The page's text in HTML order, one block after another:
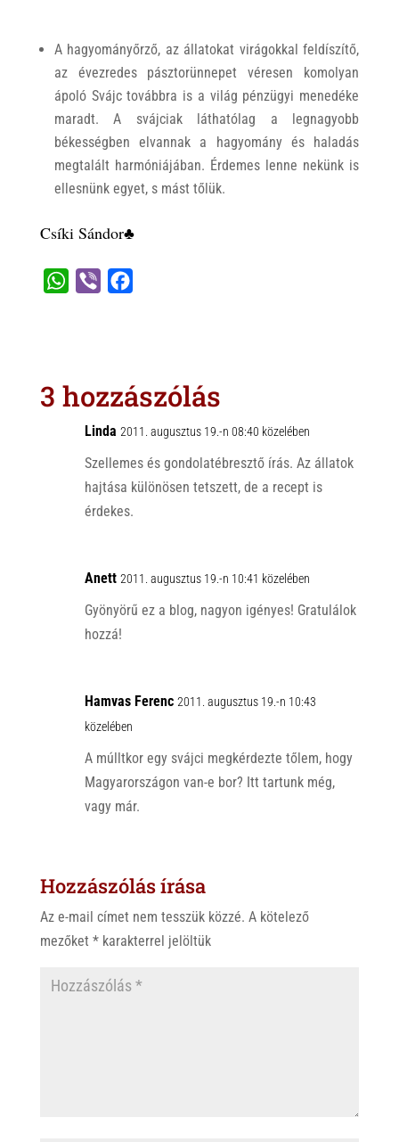
A hagyományőrző, az állatokat virágokkal feldíszítő,
az évezredes pásztorünnepet véresen komolyan
ápoló Svájc továbbra is a világ pénzügyi menedéke
maradt. A svájciak láthatólag a legnagyobb
békességben elvannak a hagyomány és haladás
megtalált harmóniájában. Érdemes lenne nekünk is
ellesnünk egyet, s mást tőlük.
Csíki Sándor♣
A
o
o
3 hozzászólás
Linda 2011. augusztus 19.-n 08:40 közelében
Szellemes és gondolatébresztő írás. Az állatok
hajtása különösen tetszett, de a recept is
érdekes.
Anett 2011. augusztus 19.-n 10:41 közelében
Gyönyörű ez a blog, nagyon igényes! Gratulálok
hozzá!
Hamvas Ferenc 2011. augusztus 19.-n 10:43
közelében
A múlltkor egy svájci megkérdezte tőlem, hogy
Magyarországon van-e bor? Itt tartunk még,
vagy már.
Hozzászólás írása
Az e-mail címet nem tesszük közzé. A kötelező
mezőket *karakterrel jelöltük